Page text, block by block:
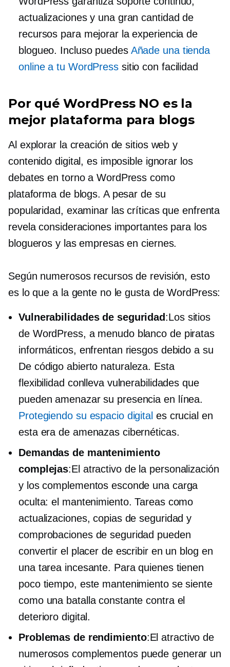
actualizaciones y una gran cantidad de
recursos para mejorar la experiencia de
blogueo. Incluso puedes Añade una tienda
online a tu WordPresssitio con facilidad
Por qué WordPress NO es la
mejor plataforma para blogs
Al explorar la creación de sitios web y
contenido digital, es imposible ignorar los
debates en torno a WordPress como
plataforma de blogs. A pesar de su
popularidad, examinar las críticas que enfrenta
revela consideraciones importantes para los
blogueros y las empresas en ciernes.
Según numerosos recursos de revisión, esto
es lo que a la gente no le gusta de WordPress:
Vulnerabilidades de seguridad:Los sitios
de WordPress, a menudo blanco de piratas
informáticos, enfrentan riesgos debido a su
De código abierto naturaleza. Esta
flexibilidad conlleva vulnerabilidades que
pueden amenazar su presencia en línea.
Protegiendo su espacio digital es crucial en
esta era de amenazas cibernéticas.
Demandas de mantenimiento
complejas:El atractivo de la personalización
y los complementos esconde una carga
oculta: el mantenimiento. Tareas como
actualizaciones, copias de seguridad y
comprobaciones de seguridad pueden
convertir el placer de escribir en un blog en
una tarea incesante. Para quienes tienen
poco tiempo, este mantenimiento se siente
como una batalla constante contra el
deterioro digital.
Problemas de rendimiento:El atractivo de
numerosos complementos puede generar un